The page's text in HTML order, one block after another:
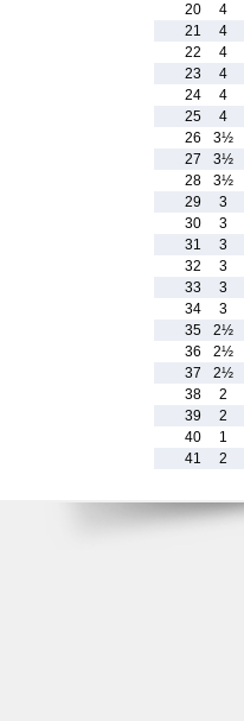
20
4
21
4
22
4
23
4
24
4
25
4
26
3½
27
3½
28
3½
29
3
30
3
31
3
32
3
33
3
34
3
35
2½
36
2½
37
2½
38
2
39
2
40
1
41
2